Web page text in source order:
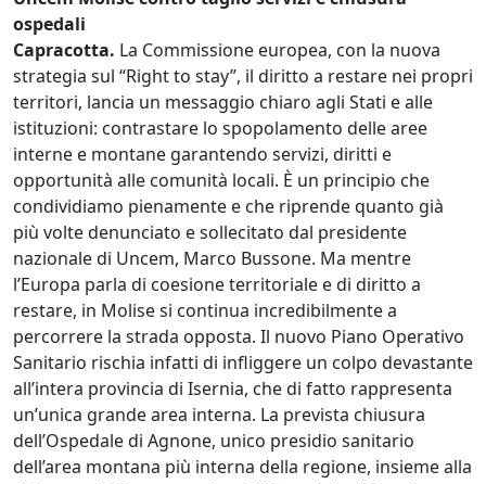
ospedali
Capracotta. La Commissione europea, con la nuova
strategia sul “Right to stay”, il diritto a restare nei propri
territori, lancia un messaggio chiaro agli Stati e alle
istituzioni: contrastare lo spopolamento delle aree
interne e montane garantendo servizi, diritti e
opportunità alle comunità locali. È un principio che
condividiamo pienamente e che riprende quanto già
più volte denunciato e sollecitato dal presidente
nazionale di Uncem, Marco Bussone. Ma mentre
l’Europa parla di coesione territoriale e di diritto a
restare, in Molise si continua incredibilmente a
percorrere la strada opposta. Il nuovo Piano Operativo
Sanitario rischia infatti di infliggere un colpo devastante
all’intera provincia di Isernia, che di fatto rappresenta
un’unica grande area interna. La prevista chiusura
dell’Ospedale di Agnone, unico presidio sanitario
dell’area montana più interna della regione, insieme alla